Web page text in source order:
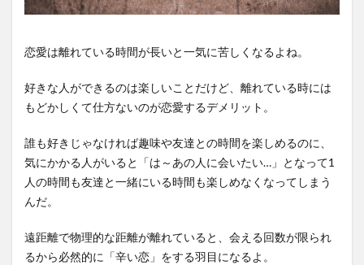
恋愛は離れている時間が長いと一気に苦しくなるよね。
好きな人ができるのは楽しいことだけど、離れている時には
もどかしくて仕方ないのが恋愛するデメリット。
誰も好きじゃなければ趣味や友達との時間を楽しめるのに、
気にかかる人がいると「は～あの人に会いたい…」となって1
人の時間も友達と一緒にいる時間も楽しめなくなってしまう
んだ。
遠距離で物理的な距離が離れていると、会える回数が限られ
るから必然的に「辛い恋」をする羽目になるよ。